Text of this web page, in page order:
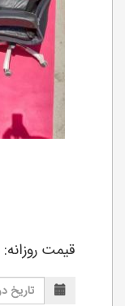
قیمت روزانه: